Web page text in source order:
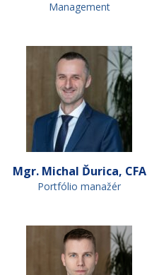
Management
Mgr. Michal Ďurica, CFA
Portfólio manažér